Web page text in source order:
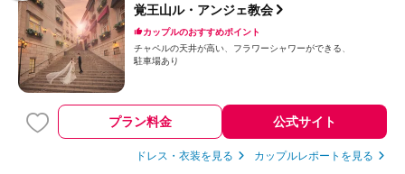
覚王山ル・アンジェ教会
カップルのおすすめポイント
チャペルの天井が高い
フラワーシャワーができる
駐車場あり
プラン料金 公式サイト
ドレス・衣装を見る カップルレポートを見る